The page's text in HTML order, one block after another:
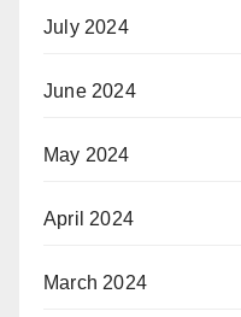
July 2024
June 2024
May 2024
April 2024
March 2024